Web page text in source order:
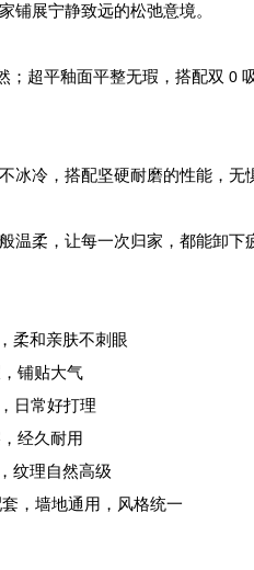
铺展宁静致远的松弛意境。
；超平釉面平整无瑕，搭配双 0
冰冷，搭配坚硬耐磨的性能，无
温柔，让每一次归家，都能卸下
柔和亲肤不刺眼
铺贴大气
日常好打理
经久耐用
纹理自然高级
，墙地通用，风格统一